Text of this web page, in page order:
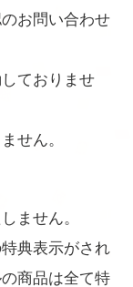
お問い合わせ
ておりませ
せん。
ません。
典表示がされ
商品は全て特